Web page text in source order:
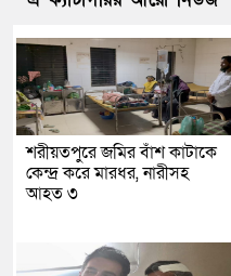
শরীয়তপুরে জমির বাঁশ কাটাকে
কেন্দ্র করে মারধর, নারীসহ
আহত ৩